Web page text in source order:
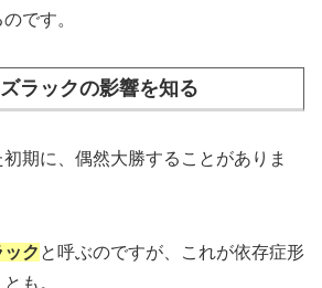
です。
ラックの影響を知る
期に、偶然大勝することがありま
ック と呼ぶのですが、これが依存症形
も。